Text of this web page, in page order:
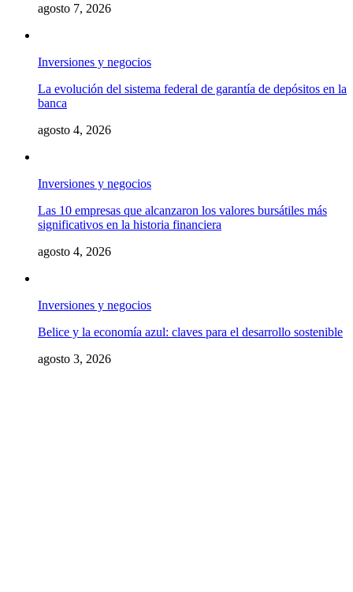
agosto 7, 2026
Inversiones y negocios
La evolución del sistema federal de garantía de depósitos en la
banca
agosto 4, 2026
Inversiones y negocios
Las 10 empresas que alcanzaron los valores bursátiles más
significativos en la historia financiera
agosto 4, 2026
Inversiones y negocios
Belice y la economía azul: claves para el desarrollo sostenible
agosto 3, 2026